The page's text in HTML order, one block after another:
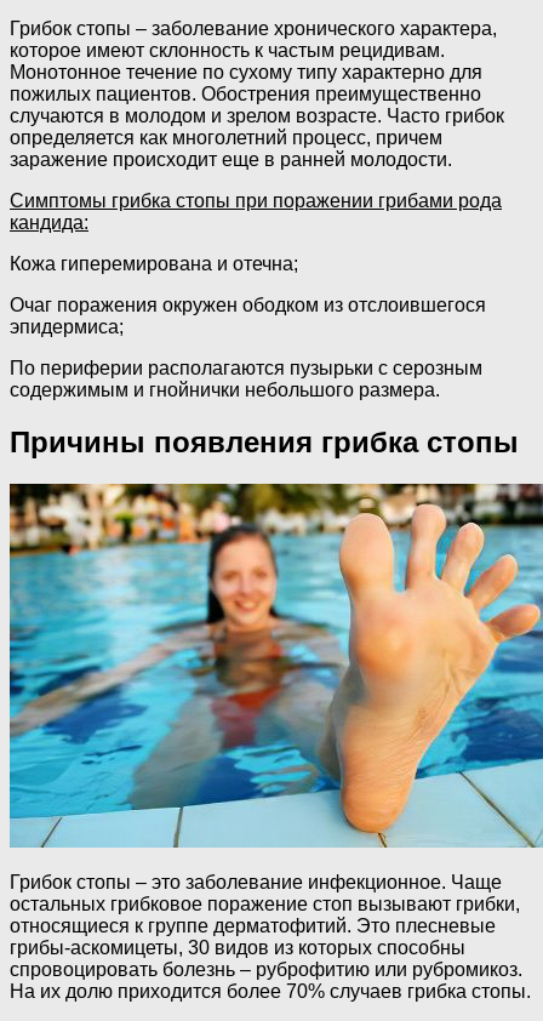
Грибок стопы – заболевание хронического характера,
которое имеют склонность к частым рецидивам.
Монотонное течение по сухому типу характерно для
пожилых пациентов. Обострения преимущественно
случаются в молодом и зрелом возрасте. Часто грибок
определяется как многолетний процесс, причем
заражение происходит еще в ранней молодости.
Симптомы грибка стопы при поражении грибами рода
кандида:
Кожа гиперемирована и отечна;
Очаг поражения окружен ободком из отслоившегося
эпидермиса;
По периферии располагаются пузырьки с серозным
содержимым и гнойнички небольшого размера.
Причины появления грибка стопы
Грибок стопы – это заболевание инфекционное. Чаще
остальных грибковое поражение стоп вызывают грибки,
относящиеся к группе дерматофитий. Это плесневые
грибы-аскомицеты, 30 видов из которых способны
спровоцировать болезнь – руброфитию или рубромикоз.
На их долю приходится более 70% случаев грибка стопы.